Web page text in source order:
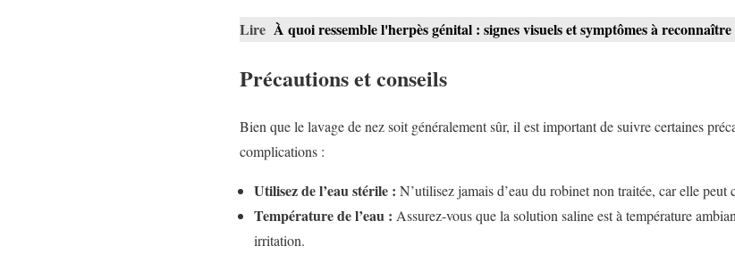
Lire À quoi ressemble l'herpès génital : signes visuels et symptômes à reconnaître
Précautions et conseils
Bien que le lavage de nez soit généralement sûr, il est important de suivre certaines
complications :
Utilisez de l’eau stérile : N’utilisez jamais d’eau du robinet non traitée, car elle peut
Température de l’eau : Assurez-vous que la solution saline est à température
irritation.